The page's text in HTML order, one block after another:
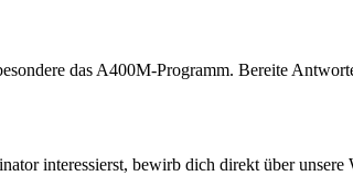
das A400M-Programm. Bereite
interessierst, bewirb dich direkt über